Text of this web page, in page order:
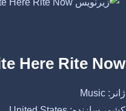
Here Rite Now
ژانر: Music